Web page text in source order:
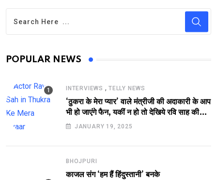
POPULAR NEWS
INTERVIEWS , TELLY NEWS
‘ठुकरा के मेरा प्यार’ वाले मंत्रीजी की अदाकारी के आप
भी हो जाएंगे फैन, यकीं न हो तो देखिये रवि साह की
दमदार भूमिका
JANUARY 19, 2025
BHOJPURI
काजल संग ‘हम हैं हिंदुस्तानी’ बनके